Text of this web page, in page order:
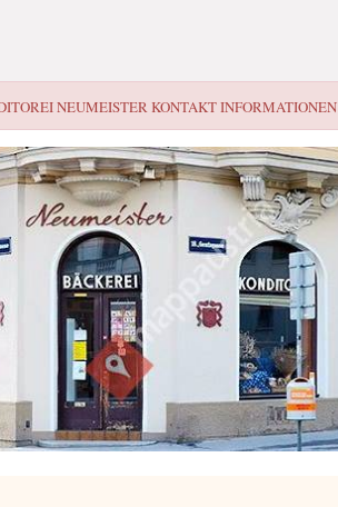
NEUMEISTERKONTAKT INFORMATIONEN